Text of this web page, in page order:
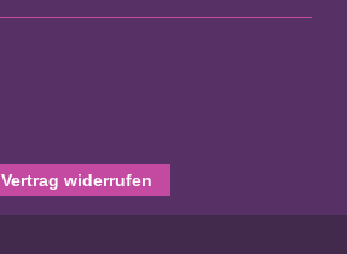
Vertrag widerrufen